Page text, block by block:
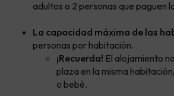
adultos o 2 personas que paguen
La capacidad máxima de las
personas por habitación.
¡Recuerda! El alojamiento
plaza en la misma
o bebé.